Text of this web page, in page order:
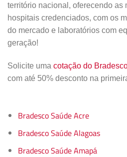
território nacional, oferecendo as
hospitais credenciados, com os
do mercado e laboratórios com
geração!
Solicite uma cotação do
com até 50% desconto na
Bradesco Saúde Acre
Bradesco Saúde Alagoas
Bradesco Saúde Amapá